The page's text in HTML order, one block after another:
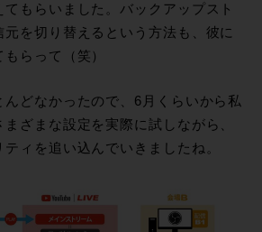
てもらいました。バックアップスト
元を切り替えるという方法も、彼に
らって（笑）
んどなかったので、6月くらいから私
ざまな設定を実際に試しながら、
ィを追い込んでいきましたね。